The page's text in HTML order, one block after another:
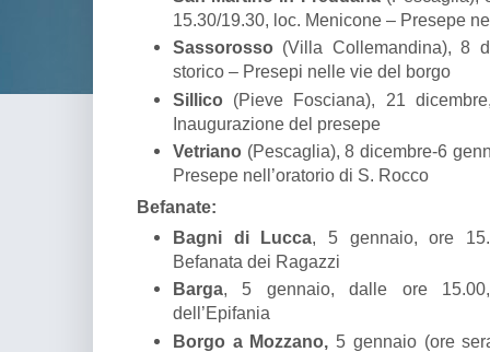
15.30/19.30, loc. Menicone – Presepe
Sassorosso (Villa Collemandina), 8
storico – Presepi nelle vie del borgo
Sillico (Pieve Fosciana), 21
Inaugurazione del presepe
Vetriano (Pescaglia), 8 dicembre-6
Presepe nell’oratorio di S. Rocco
Befanate:
Bagni di Lucca, 5 gennaio, ore
Befanata dei Ragazzi
Barga, 5 gennaio, dalle ore
dell’Epifania
Borgo a Mozzano, 5 gennaio (ore